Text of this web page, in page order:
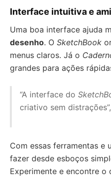
Interface intuitiva e
Uma boa interface ajuda
desenho. O SketchBook
menus claros. Já o
grandes para ações
“A interface do
criativo sem
Com essas ferramentas e
fazer desde esboços
Experimente e encontre o